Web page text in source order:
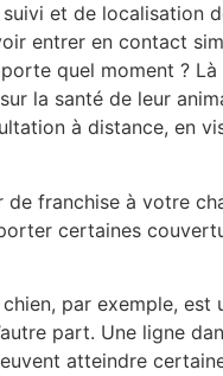
et de localisation
entrer en contact
quel moment ?
la santé de leur
à distance, en
franchise à votre
certaines
par exemple,
part. Une ligne
atteindre